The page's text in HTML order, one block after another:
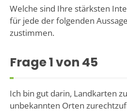
Welche sind Ihre stärksten
für jede der folgenden
zustimmen.
Frage1von 45
Ich bin gut darin, Landkarten
unbekannten Orten